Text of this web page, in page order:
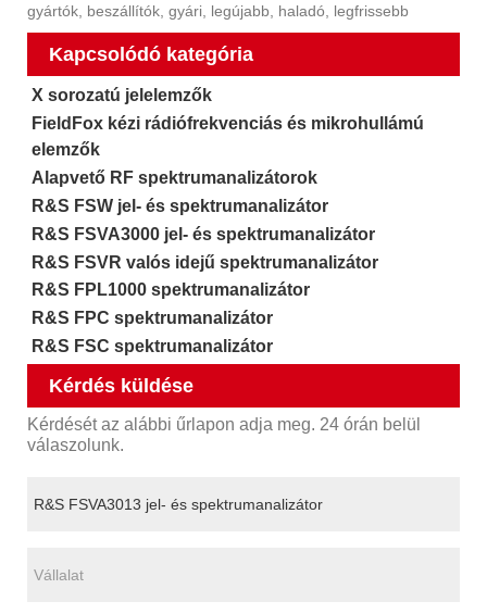
gyártók, beszállítók, gyári, legújabb, haladó, legfrissebb
Kapcsolódó kategória
X sorozatú jelelemzők
FieldFox kézi rádiófrekvenciás és mikrohullámú
elemzők
Alapvető RF spektrumanalizátorok
R&S FSW jel- és spektrumanalizátor
R&S FSVA3000 jel- és spektrumanalizátor
R&S FSVR valós idejű spektrumanalizátor
R&S FPL1000 spektrumanalizátor
R&S FPC spektrumanalizátor
R&S FSC spektrumanalizátor
Kérdés küldése
Kérdését az alábbi űrlapon adja meg. 24 órán belül
válaszolunk.